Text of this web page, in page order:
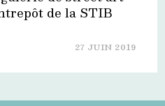
de la STIB
27 JUIN 2019